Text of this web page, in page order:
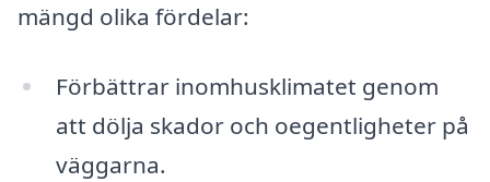
mängd olika fördelar:
Förbättrar inomhusklimatet genom
att dölja skador och oegentligheter på
väggarna.